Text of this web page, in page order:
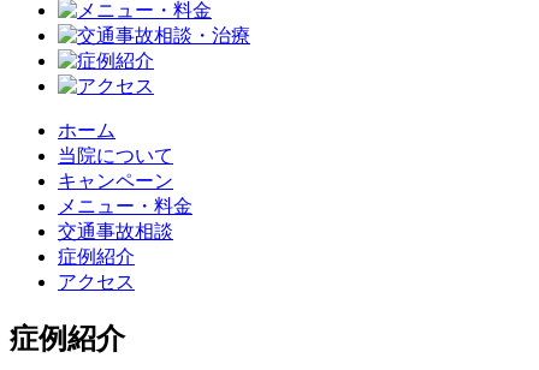
ホーム
当院について
キャンペーン
メニュー・料金
交通事故相談
症例紹介
アクセス
症例紹介